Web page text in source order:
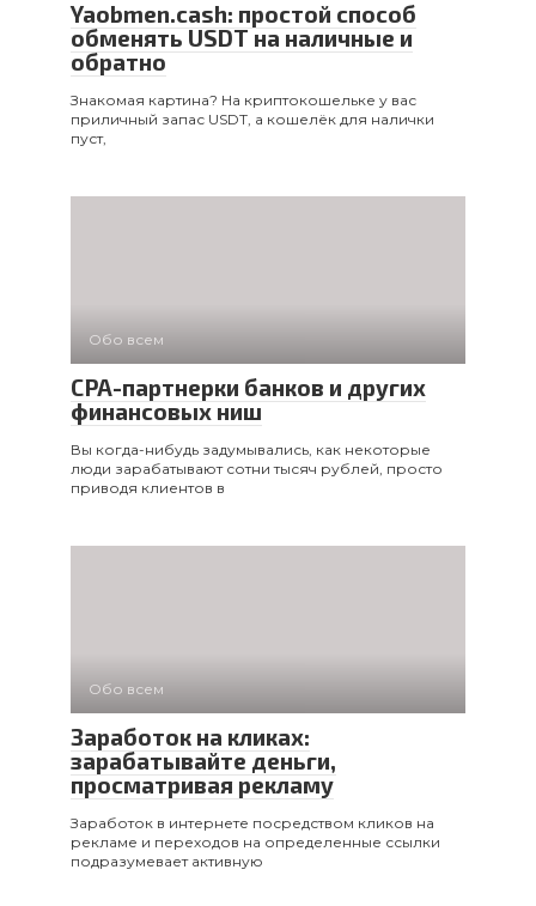
Yaobmen.cash: простой способ
обменять USDT на наличные и
обратно
Знакомая картина? На криптокошельке у вас
приличный запас USDT, а кошелёк для налички
пуст,
Обо всем
CPA-партнерки банков и других
финансовых ниш
Вы когда-нибудь задумывались, как некоторые
люди зарабатывают сотни тысяч рублей, просто
приводя клиентов в
Обо всем
Заработок на кликах:
зарабатывайте деньги,
просматривая рекламу
Заработок в интернете посредством кликов на
рекламе и переходов на определенные ссылки
подразумевает активную